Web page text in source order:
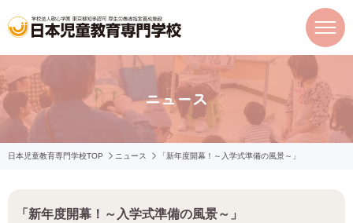
ニュース
日本児童教育専門学校TOP ニュース 「新年度開幕！～入学式準備の風景～」
「新年度開幕！～入学式準備の風景～」